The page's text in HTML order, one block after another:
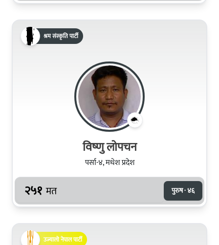
श्रम संस्कृति पार्टी
विष्‍णु लोपचन
पर्सा-४, मधेश प्रदेश
२५१ मत पुरुष · ४६
उज्यालो नेपाल पार्टी